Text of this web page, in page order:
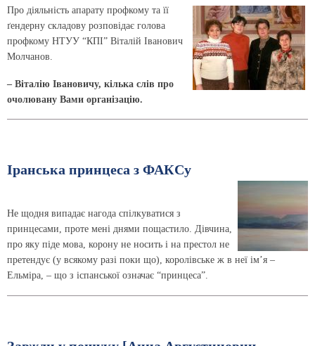
Про діяльність апарату профкому та її
ґендерну складову розповідає голова
профкому НТУУ “КПІ” Віталій Іванович
Молчанов.
– Віталію Івановичу, кілька слів про
очолювану Вами організацію.
Іранська принцеса з ФАКСу
Не щодня випадає нагода спілкуватися з
принцесами, проте мені днями пощастило. Дівчина,
про яку піде мова, корону не носить і на престол не
претендує (у всякому разі поки що), королівське ж в неї ім’я –
Ельміра, – що з іспанської означає “принцеса”.